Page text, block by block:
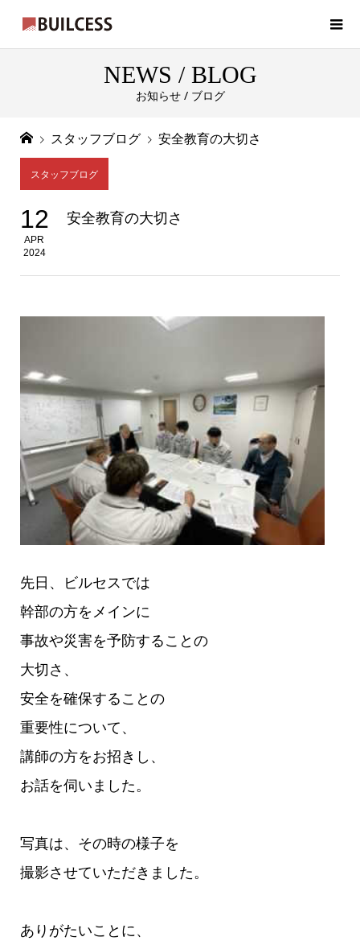
NEWS / BLOG
お知らせ / ブログ
スタッフブログ 安全教育の大切さ
スタッフブログ
12
APR
2024
安全教育の大切さ
先日、ビルセスでは
幹部の方をメインに
事故や災害を予防することの
大切さ、
安全を確保することの
重要性について、
講師の方をお招きし、
お話を伺いました。
写真は、その時の様子を
撮影させていただきました。
ありがたいことに、